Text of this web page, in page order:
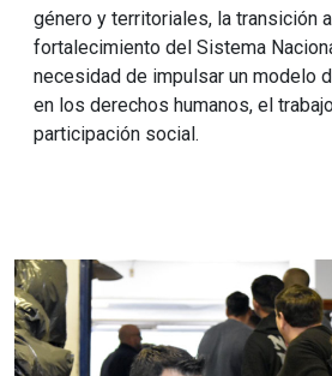
género y territoriales, la transición
fortalecimiento del Sistema
necesidad de impulsar un modelo
en los derechos humanos, el
participación social.
Imagen